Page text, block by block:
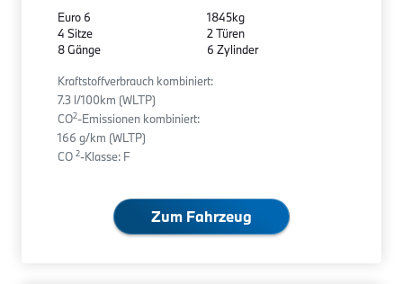
Euro 6
4 Sitze
8 Gänge
1845kg
2 Türen
6 Zylinder
Kraftstoffverbrauch kombiniert:
7.3 l/100km (WLTP)
CO2-Emissionen kombiniert:
166 g/km (WLTP)
CO 2-Klasse: F
Zum Fahrzeug